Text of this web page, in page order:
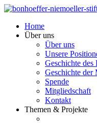
Home
Über uns
Über uns
Unsere
Geschichte
Geschichte
Spende
Mitgliedschaft
Kontakt
Themen & Projekte